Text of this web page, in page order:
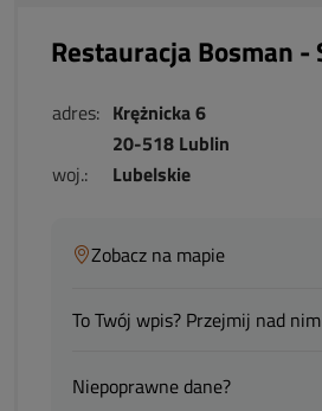
Restauracja Bosman -
adres: Krężnicka 6
20-518 Lublin
woj.:
Lubelskie
Zobacz na mapie
To Twój wpis? Przejmij nad
Niepoprawne dane?